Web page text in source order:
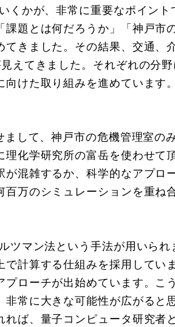
くかが、非常に重要なポイント
題とは何だろうか」「神戸市
きました。その結果、交通、
えてきました。それぞれの分
けた取り組みを進めています
して、神戸市の危機管理室の
化学研究所の富岳を使わせて
混雑するか、科学的なアプロ
万のシミュレーションを重ね
ツマン法という手法が用いられ
計算する仕組みを採用してい
ローチが出始めています。こ
常に大きな可能性が広がると
ば、量子コンピュータ研究者